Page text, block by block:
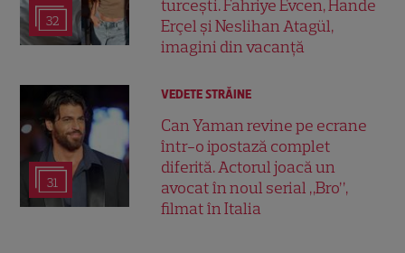
32
turcești. Fahriye Evcen, Hande
Erçel și Neslihan Atagül,
imagini din vacanță
31
VEDETE STRĂINE
Can Yaman revine pe ecrane
într-o ipostază complet
diferită. Actorul joacă un
avocat în noul serial „Bro”,
filmat în Italia